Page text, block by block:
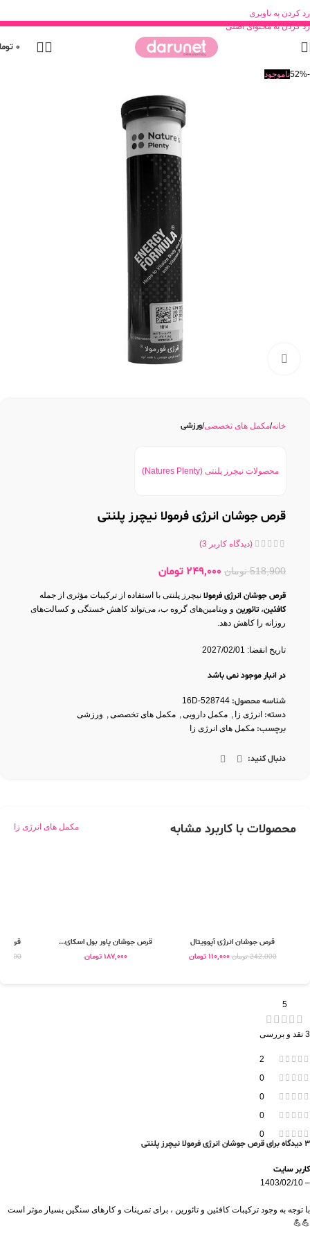
رد کردن به ناوبری
رد کردن به محتوای اصلی
0
-52% ناموجود
خانه مکمل های تخصصی ورزشی
محصولات نیچرز پلنتی (Natures Plenty)
قرص جوشان انرژی فرمولا نیچرز پلنتی
(دیدگاه کاربر 3
)
518,900 تومان 249,000 تومان
قرص جوشان انرژی فرمولا نیچرز پلنتی با استفاده از ترکیبات مؤثری از جمله
کافئین، تائورین و ویتامین‌های گروه ب، می‌تواند کاهش خستگی و کسالت‌های
روزانه را کاهش دهد.
تاریخ انقضا: 2027/02/01
در انبار موجود نمی باشد
شناسه محصول: 16D-528744
دسته: انرژی زا , مکمل دارویی, مکمل های تخصصی, ورزشی
برچسب: مکمل های انرژی زا
دنبال کنید:
محصولات با کاربرد مشابه مکمل های انرژی زا
قرص جوشان انرژی آپوویتال
242,000 تومان 110,000 تومان
قرص جوشان پاور بول اسکای...
187,000 تومان
قرص
5
3 نقد و بررسی
2
0
0
0
0
3 دیدگاه برای قرص جوشان انرژی فرمولا نیچرز پلنتی
کاربر سایت
–
1403/02/10
با توجه به وجود ترکیبات کافئین و تائورین ، برای تمرینات و کارهای سنگین بسیار موثر است
💪💪